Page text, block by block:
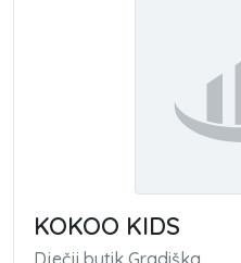
KOKOO KIDS